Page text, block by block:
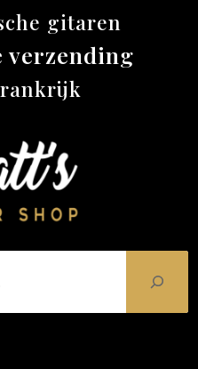
gitaren
verzending